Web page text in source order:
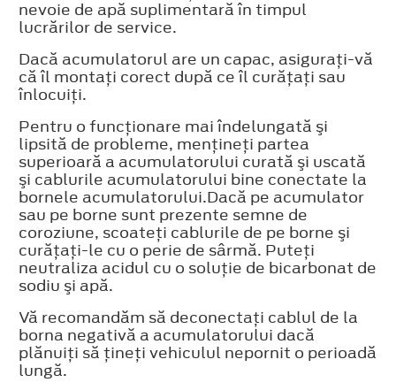
nevoie de apă suplimentară în timpul
lucrărilor de service.
Dacă acumulatorul are un capac, asiguraţi-vă
că îl montaţi corect după ce îl curăţaţi sau
înlocuiţi.
Pentru o funcţionare mai îndelungată şi
lipsită de probleme, menţineţi partea
superioară a acumulatorului curată şi uscată
şi cablurile acumulatorului bine conectate la
bornele acumulatorului.Dacă pe acumulator
sau pe borne sunt prezente semne de
coroziune, scoateţi cablurile de pe borne şi
curăţaţi-le cu o perie de sârmă. Puteţi
neutraliza acidul cu o soluţie de bicarbonat de
sodiu şi apă.
Vă recomandăm să deconectaţi cablul de la
borna negativă a acumulatorului dacă
plănuiţi să ţineţi vehiculul nepornit o perioadă
lungă.